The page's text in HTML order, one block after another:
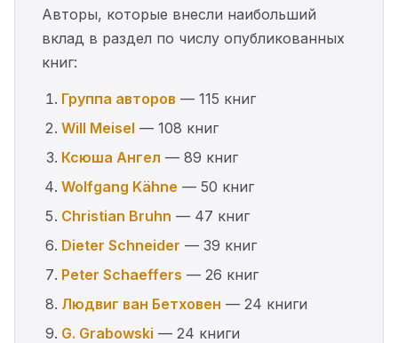
Авторы, которые внесли наибольший
вклад в раздел по числу опубликованных
книг:
Группа авторов — 115 книг
Will Meisel — 108 книг
Ксюша Ангел — 89 книг
Wolfgang Kähne — 50 книг
Christian Bruhn — 47 книг
Dieter Schneider — 39 книг
Peter Schaeffers — 26 книг
Людвиг ван Бетховен — 24 книги
G. Grabowski — 24 книги